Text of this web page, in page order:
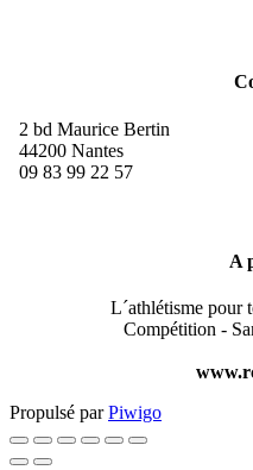
2 bd Maurice Bertin
44200 Nantes
09 83 99 22 57
A
L´athlétisme pour
Compétition -
Propulsé parPiwigo